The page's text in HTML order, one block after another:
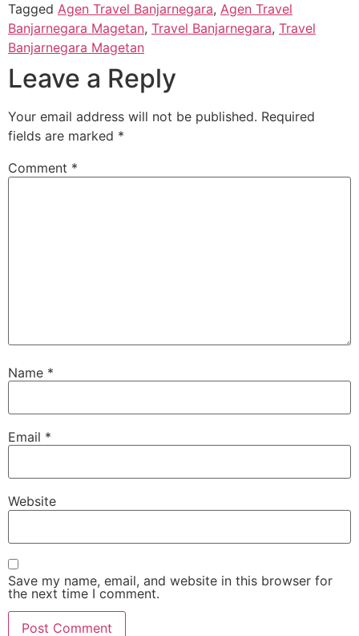
Tagged Agen Travel Banjarnegara, Agen Travel
Banjarnegara Magetan, Travel Banjarnegara, Travel
Banjarnegara Magetan
Leave a Reply
Your email address will not be published. Required
fields are marked *
Comment *
Name *
Email *
Website
Save my name, email, and website in this browser for
the next time I comment.